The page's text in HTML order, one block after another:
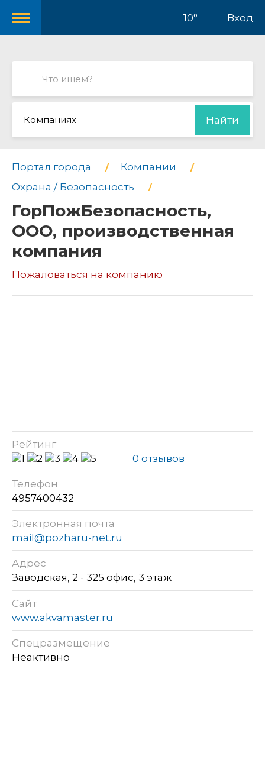
10° Вход
Компаниях Найти
Портал города
Компании
Охрана / Безопасность
ГорПожБезопасность,
ООО, производственная
компания
Пожаловаться на компанию
Рейтинг
0 отзывов
Телефон
4957400432
Электронная почта
mail@pozharu-net.ru
Адрес
Заводская, 2 - 325 офис, 3 этаж
Сайт
www.akvamaster.ru
Спецразмещение
Неактивно